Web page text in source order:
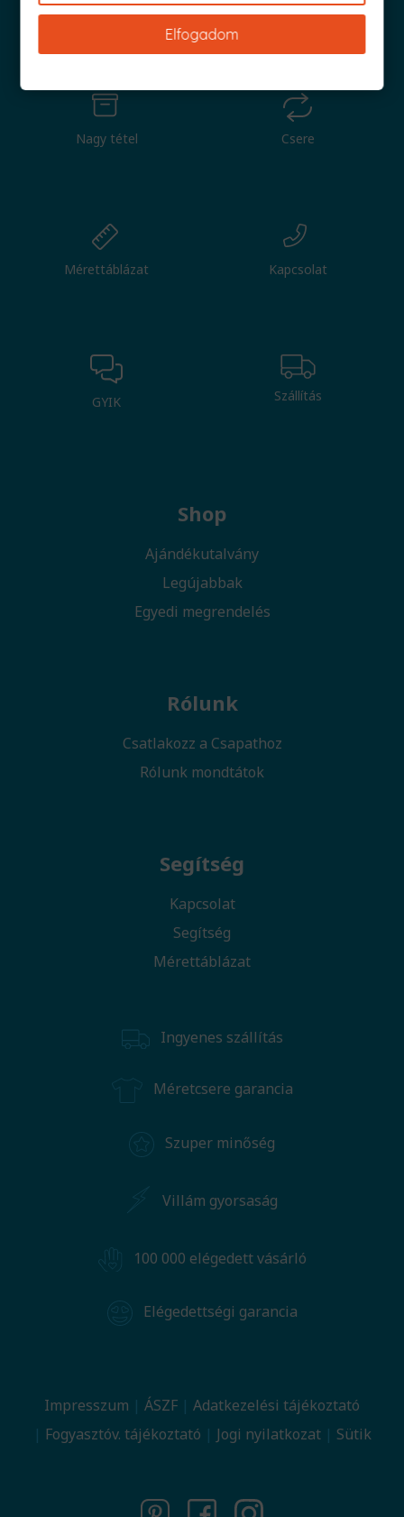
Iratkozz fel és küldjük is az 1000 Ft értékű kuponod!
Nagy tétel Csere
Mérettáblázat Kapcsolat
GYIK Szállítás
Shop
Ajándékutalvány
Legújabbak
Egyedi megrendelés
Rólunk
Csatlakozz a Csapathoz
Rólunk mondtátok
Segítség
Kapcsolat
Segítség
Mérettáblázat
Ingyenes szállítás
Méretcsere garancia
Szuper minőség
Villám gyorsaság
100 000 elégedett vásárló
Elégedettségi garancia
Impresszum ÁSZF
Adatkezelési tájékoztató
Fogyasztóv. tájékoztató
Jogi nyilatkozat Sütik
Elfogadom